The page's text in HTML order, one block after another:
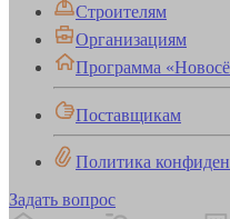
Строителям
Организациям
Программа
Поставщикам
Политика
Задать вопрос